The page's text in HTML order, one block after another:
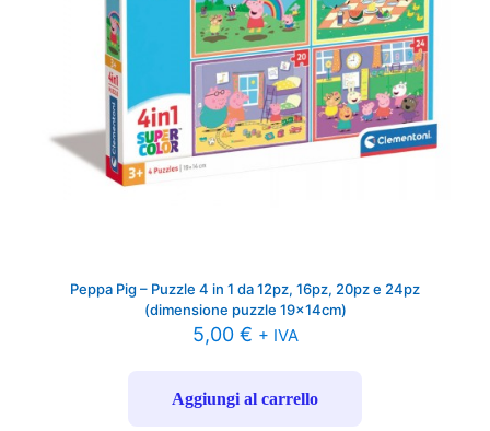
Peppa Pig – Puzzle 4 in 1 da 12pz, 16pz, 20pz e 24pz
(dimensione puzzle 19x14cm)
5,00 € + IVA
Aggiungi al carrello